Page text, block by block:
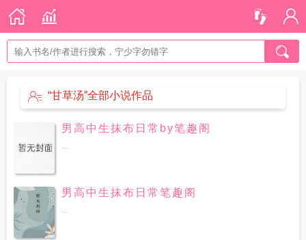
“甘草汤”全部小说作品
男高中生抹布日常by笔趣阁
...
男高中生抹布日常笔趣阁
...